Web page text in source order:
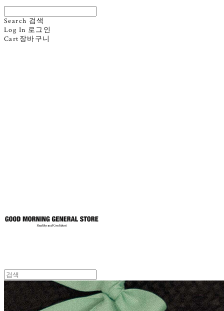
Search 검색
Log In 로그인
Cart 장바구니